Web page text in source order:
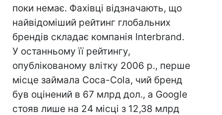
поки немає. Фахівці відзначають, що
найвідоміший рейтинг глобальних
брендів складає компанія Interbrand.
У останньому її рейтингу,
опублікованому влітку 2006 р., перше
місце займала Coca-Cola, чий бренд
був оцінений в 67 млрд дол., а Google
стояв лише на 24 місці з 12,38 млрд